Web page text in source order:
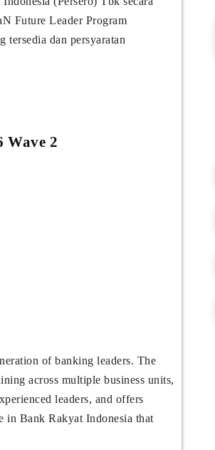
Future Leader Program
tersedia dan persyaratan
Wave 2
of banking leaders. The
across multiple business units,
leaders, and offers
in Bank Rakyat Indonesia that